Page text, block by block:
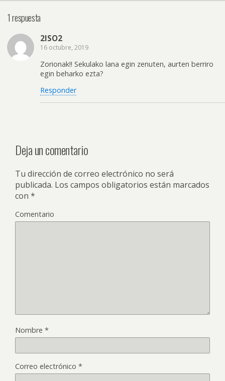
1 respuesta
2ISO2
16 octubre, 2019
Zorionak!! Sekulako lana egin zenuten, aurten berriro
egin beharko ezta?
Responder
Deja un comentario
Tu dirección de correo electrónico no será
publicada. Los campos obligatorios están marcados
con *
Comentario
Nombre *
Correo electrónico *